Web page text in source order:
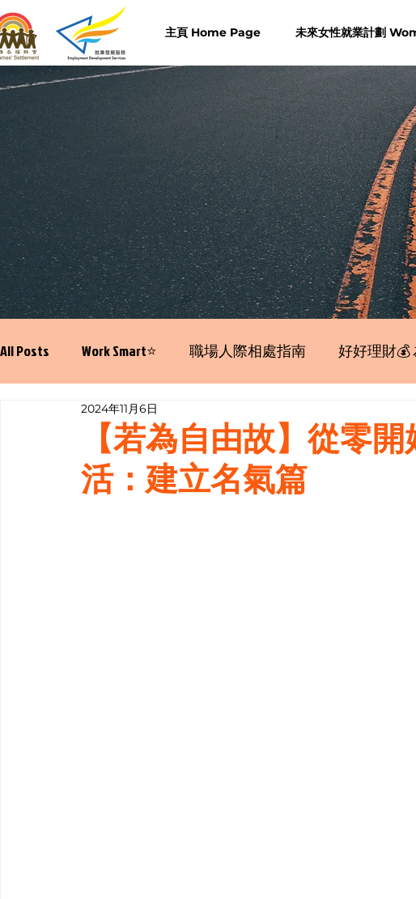
主頁 Home Page 未來女性就業計劃
All Posts Work Smart⭐️ 職場人際相處指南 好好理財💰
寫履歷表嘅技巧📝【若為自由故】從零開
活：建立名氣篇
2024年11月6日